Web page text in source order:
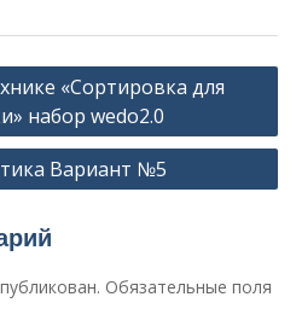
«Сортировка для
набор wedo2.0
Вариант №5
Обязательные поля